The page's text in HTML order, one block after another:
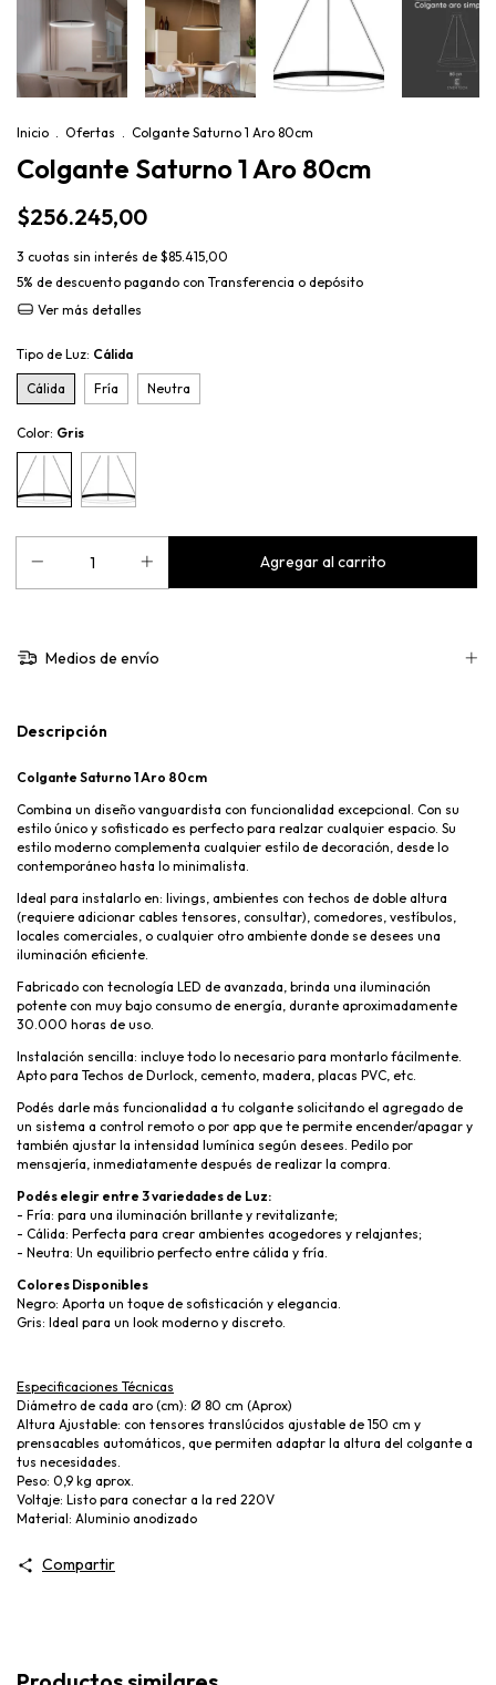
Inicio Ofertas Colgante Saturno 1 Aro 80cm
Colgante Saturno 1 Aro 80cm
$256.245,00
3 cuotas sin interés de $85.415,00
5% de descuento pagando con Transferencia o depósito
Ver más detalles
Tipo de Luz: Cálida
Cálida Fría Neutra
Color: Gris
Medios de envío
Descripción
Colgante Saturno 1 Aro 80cm
Combina un diseño vanguardista con funcionalidad excepcional. Con su
estilo único y sofisticado es perfecto para realzar cualquier espacio. Su
estilo moderno complementa cualquier estilo de decoración, desde lo
contemporáneo hasta lo minimalista.
Ideal para instalarlo en: livings, ambientes con techos de doble altura
(requiere adicionar cables tensores, consultar), comedores, vestíbulos,
locales comerciales, o cualquier otro ambiente donde se desees una
iluminación eficiente.
Fabricado con tecnología LED de avanzada, brinda una iluminación
potente con muy bajo consumo de energía, durante aproximadamente
30.000 horas de uso.
Instalación sencilla: incluye todo lo necesario para montarlo fácilmente.
Apto para Techos de Durlock, cemento, madera, placas PVC, etc.
Podés darle más funcionalidad a tu colgante solicitando el agregado de
un sistema a control remoto o por app que te permite encender/apagar y
también ajustar la intensidad lumínica según desees. Pedilo por
mensajería, inmediatamente después de realizar la compra.
Podés elegir entre 3 variedades de Luz:
- Fría: para una iluminación brillante y revitalizante;
- Cálida: Perfecta para crear ambientes acogedores y relajantes;
- Neutra: Un equilibrio perfecto entre cálida y fría.
Colores Disponibles
Negro: Aporta un toque de sofisticación y elegancia.
Gris: Ideal para un look moderno y discreto.
Especificaciones Técnicas
Diámetro de cada aro (cm): Ø 80 cm (Aprox)
Altura Ajustable: con tensores translúcidos ajustable de 150 cm y
prensacables automáticos, que permiten adaptar la altura del colgante a
tus necesidades.
Peso: 0,9 kg aprox.
Voltaje: Listo para conectar a la red 220V
Material: Aluminio anodizado
Compartir